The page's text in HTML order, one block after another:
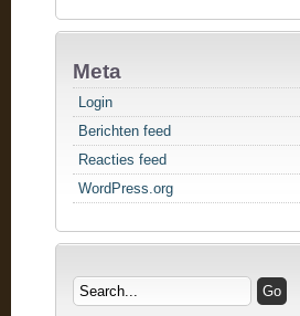
Meta
Login
Berichten feed
Reacties feed
WordPress.org